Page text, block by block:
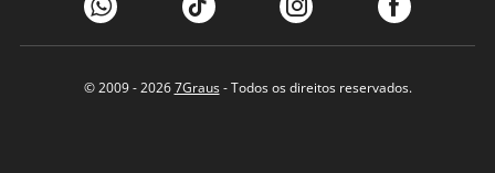
© 2009 - 20267Graus- Todos os direitos reservados.